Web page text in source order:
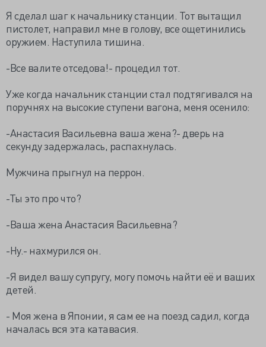
Я сделал шаг к начальнику станции. Тот вытащил
пистолет, направил мне в голову, все ощетинились
оружием. Наступила тишина.
-Все валите отседова!- процедил тот.
Уже когда начальник станции стал подтягивался на
поручнях на высокие ступени вагона, меня осенило:
-Анастасия Васильевна ваша жена?- дверь на
секунду задержалась, распахнулась.
Мужчина прыгнул на перрон.
-Ты это про что?
-Ваша жена Анастасия Васильевна?
-Ну.- нахмурился он.
-Я видел вашу супругу, могу помочь найти её и ваших
детей.
- Моя жена в Японии, я сам ее на поезд садил, когда
началась вся эта катавасия.